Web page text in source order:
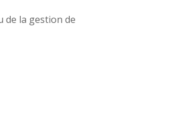
de la gestion de